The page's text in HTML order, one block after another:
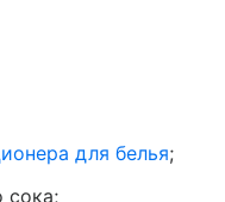
для белья;
сока;